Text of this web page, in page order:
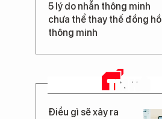
5 lý do nhẫn thông minh
chưa thể thay thế đồng hồ
thông minh
TIN MỚI
Điều gì sẽ xảy ra